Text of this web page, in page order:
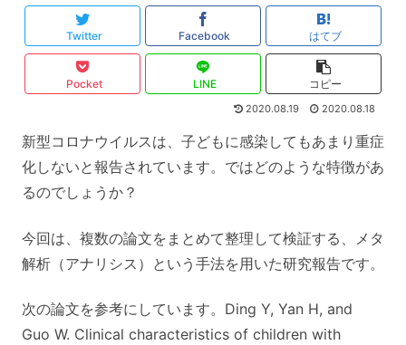
Twitter Facebook はてブ
Pocket LINE コピー
2020.08.19 2020.08.18
新型コロナウイルスは、子どもに感染してもあまり重症
化しないと報告されています。ではどのような特徴があ
るのでしょうか？
今回は、複数の論文をまとめて整理して検証する、メタ
解析（アナリシス）という手法を用いた研究報告です。
次の論文を参考にしています。Ding Y, Yan H, and
Guo W. Clinical characteristics of children with